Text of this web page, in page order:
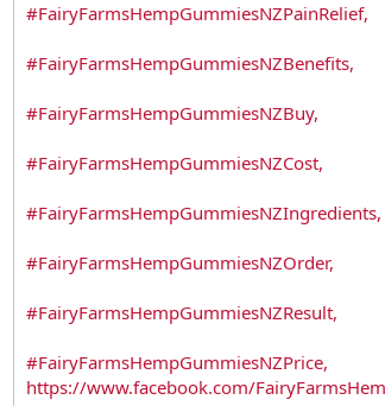
#FairyFarmsHempGummiesNZPainRelief,
#FairyFarmsHempGummiesNZBenefits,
#FairyFarmsHempGummiesNZBuy,
#FairyFarmsHempGummiesNZCost,
#FairyFarmsHempGummiesNZIngredients,
#FairyFarmsHempGummiesNZOrder,
#FairyFarmsHempGummiesNZResult,
#FairyFarmsHempGummiesNZPrice,
https://www.facebook.com/